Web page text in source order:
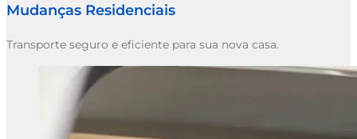
Mudanças Residenciais
Transporte seguro e eficiente para sua nova casa.